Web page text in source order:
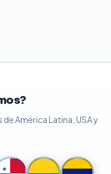
América Latina, USA y
★